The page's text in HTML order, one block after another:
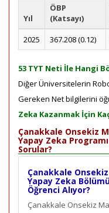
Yıl
ÖBP
(Katsayı)
2025
367.208 (0.12)
53 TYT Neti İle Hangi
Diğer Üniversitelerin
Gereken Net bilgilerini
Zeka Kazanmak İçin
Çanakkale Onsekiz
Yapay Zeka
Sorular?
Çanakkale
Yapay Zeka
Öğrenci Alıyor?
Çanakkale Onsekiz